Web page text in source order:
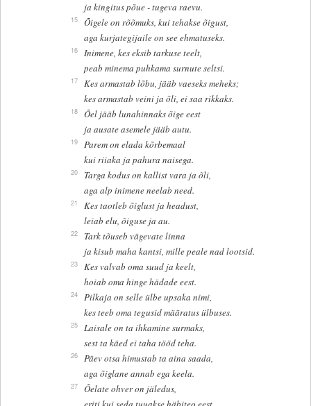
ja kingitus põue - tugeva raevu.
15
Õigele on rõõmuks, kui tehakse õigust,
aga kurjategijaile on see ehmatuseks.
16
Inimene, kes eksib tarkuse teelt,
peab minema puhkama surnute seltsi.
17
Kes armastab lõbu, jääb vaeseks meheks;
kes armastab veini ja õli, ei saa rikkaks.
18
Õel jääb lunahinnaks õige eest
ja ausate asemele jääb autu.
19
Parem on elada kõrbemaal
kui riiaka ja pahura naisega.
20
Targa kodus on kallist vara ja õli,
aga alp inimene neelab need.
21
Kes taotleb õiglust ja headust,
leiab elu, õiguse ja au.
22
Tark tõuseb vägevate linna
ja kisub maha kantsi, mille peale nad lootsid.
23
Kes valvab oma suud ja keelt,
hoiab oma hinge hädade eest.
24
Pilkaja on selle ülbe upsaka nimi,
kes teeb oma tegusid määratus ülbuses.
25
Laisale on ta ihkamine surmaks,
sest ta käed ei taha tööd teha.
26
Päev otsa himustab ta aina saada,
aga õiglane annab ega keela.
27
Õelate ohver on jäledus,